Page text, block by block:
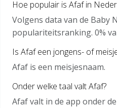
Hoe populair is Afaf in
Volgens data van de Baby
populariteitsranking. 0%
Is Afaf een jongens- of
Afaf is een meisjesnaam.
Onder welke taal valt Afaf?
Afaf valt in de app onder